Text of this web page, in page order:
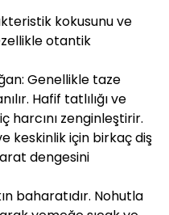
kokusunu ve
otantik
Genellikle taze
Hafif tatlılığı ve
harcını zenginleştirir.
keskinlik için birkaç diş
dengesini
baharatıdır. Nohutla